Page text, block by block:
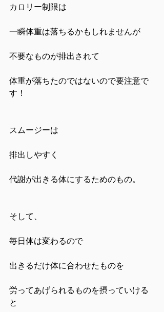
カロリー制限は
一瞬体重は落ちるかもしれませんが
不要なものが排出されて
体重が落ちたのではないので要注意で
す！
スムージーは
排出しやすく
代謝が出きる体にするためのもの。
そして、
毎日体は変わるので
出きるだけ体に合わせたものを
労ってあげられるものを摂っていける
と